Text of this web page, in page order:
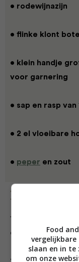
• rodewijnazijn
• flinke klont
• klein handje
voor garnering
• sap en rasp van
• 2 el vloeibare
• peper en zout
Bereiding
1 Snijd de kool in
de keukenmachine.
Food
slaan en in te
om onze